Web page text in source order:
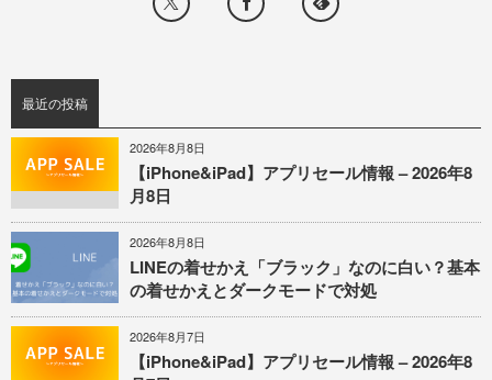
最近の投稿
2026年8月8日
【iPhone&iPad】アプリセール情報 – 2026年8
月8日
2026年8月8日
LINEの着せかえ「ブラック」なのに白い？基本
の着せかえとダークモードで対処
2026年8月7日
【iPhone&iPad】アプリセール情報 – 2026年8